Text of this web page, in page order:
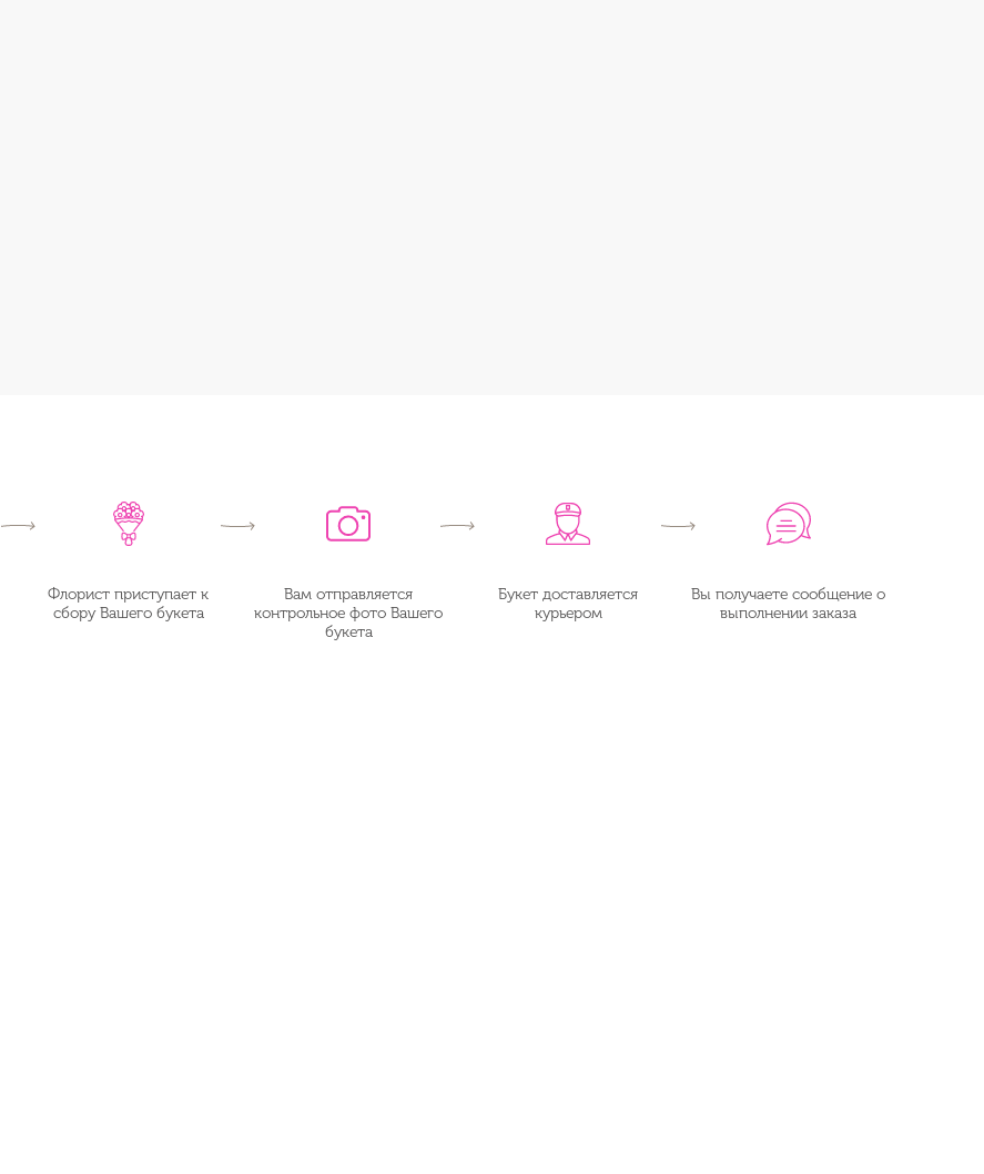
Флорист приступает к
сбору Вашего букета
Вам отправляется
контрольное фото Вашего
букета
Букет доставляется
курьером
Вы получаете сообщение о
выполнении заказа